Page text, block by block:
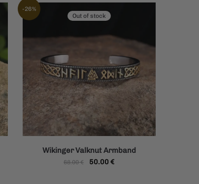
-26%
Out of stock
Wikinger Valknut Armband
68.00€
Ursprünglicher
50.00€Aktueller